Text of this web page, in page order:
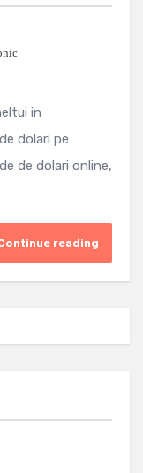
in
dolari pe
de dolari online,
reading